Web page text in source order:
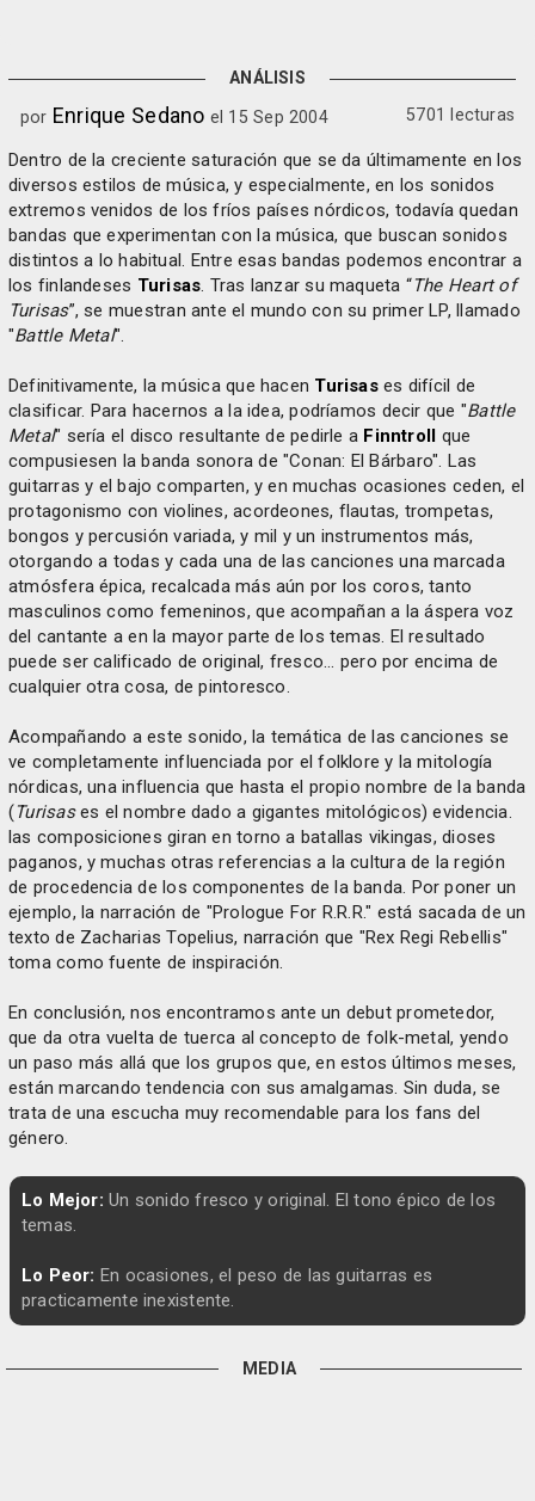
ANÁLISIS
por Enrique Sedano el 15 Sep 2004 5701 lecturas
Dentro de la creciente saturación que se da últimamente en los
diversos estilos de música, y especialmente, en los sonidos
extremos venidos de los fríos países nórdicos, todavía quedan
bandas que experimentan con la música, que buscan sonidos
distintos a lo habitual. Entre esas bandas podemos encontrar a
los finlandeses Turisas. Tras lanzar su maqueta “The Heart of
Turisas”, se muestran ante el mundo con su primer LP, llamado
"Battle Metal".
Definitivamente, la música que hacen Turisases difícil de
clasificar. Para hacernos a la idea, podríamos decir que "Battle
Metal" sería el disco resultante de pedirle a Finntroll que
compusiesen la banda sonora de "Conan: El Bárbaro". Las
guitarras y el bajo comparten, y en muchas ocasiones ceden, el
protagonismo con violines, acordeones, flautas, trompetas,
bongos y percusión variada, y mil y un instrumentos más,
otorgando a todas y cada una de las canciones una marcada
atmósfera épica, recalcada más aún por los coros, tanto
masculinos como femeninos, que acompañan a la áspera voz
del cantante a en la mayor parte de los temas. El resultado
puede ser calificado de original, fresco... pero por encima de
cualquier otra cosa, de pintoresco.
Acompañando a este sonido, la temática de las canciones se
ve completamente influenciada por el folklore y la mitología
nórdicas, una influencia que hasta el propio nombre de la banda
(Turisases el nombre dado a gigantes mitológicos) evidencia.
las composiciones giran en torno a batallas vikingas, dioses
paganos, y muchas otras referencias a la cultura de la región
de procedencia de los componentes de la banda. Por poner un
ejemplo, la narración de "Prologue For R.R.R." está sacada de un
texto de Zacharias Topelius, narración que "Rex Regi Rebellis"
toma como fuente de inspiración.
En conclusión, nos encontramos ante un debut prometedor,
que da otra vuelta de tuerca al concepto de folk-metal, yendo
un paso más allá que los grupos que, en estos últimos meses,
están marcando tendencia con sus amalgamas. Sin duda, se
trata de una escucha muy recomendable para los fans del
género.
Lo Mejor: Un sonido fresco y original. El tono épico de los
temas.
Lo Peor: En ocasiones, el peso de las guitarras es
practicamente inexistente.
MEDIA